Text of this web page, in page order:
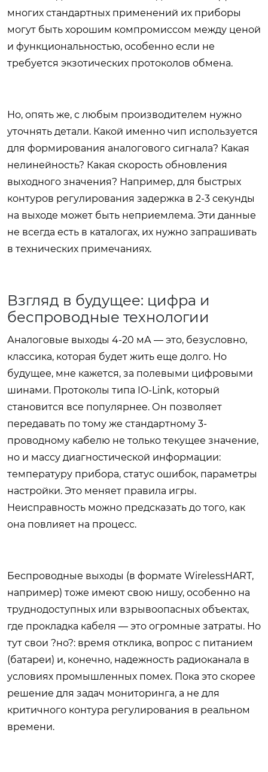
многих стандартных применений их приборы
могут быть хорошим компромиссом между ценой
и функциональностью, особенно если не
требуется экзотических протоколов обмена.
Но, опять же, с любым производителем нужно
уточнять детали. Какой именно чип используется
для формирования аналогового сигнала? Какая
нелинейность? Какая скорость обновления
выходного значения? Например, для быстрых
контуров регулирования задержка в 2-3 секунды
на выходе может быть неприемлема. Эти данные
не всегда есть в каталогах, их нужно запрашивать
в технических примечаниях.
Взгляд в будущее: цифра и
беспроводные технологии
Аналоговые выходы 4-20 мА — это, безусловно,
классика, которая будет жить еще долго. Но
будущее, мне кажется, за полевыми цифровыми
шинами. Протоколы типа IO-Link, который
становится все популярнее. Он позволяет
передавать по тому же стандартному 3-
проводному кабелю не только текущее значение,
но и массу диагностической информации:
температуру прибора, статус ошибок, параметры
настройки. Это меняет правила игры.
Неисправность можно предсказать до того, как
она повлияет на процесс.
Беспроводные выходы (в формате WirelessHART,
например) тоже имеют свою нишу, особенно на
труднодоступных или взрывоопасных объектах,
где прокладка кабеля — это огромные затраты. Но
тут свои ?но?: время отклика, вопрос с питанием
(батареи) и, конечно, надежность радиоканала в
условиях промышленных помех. Пока это скорее
решение для задач мониторинга, а не для
критичного контура регулирования в реальном
времени.